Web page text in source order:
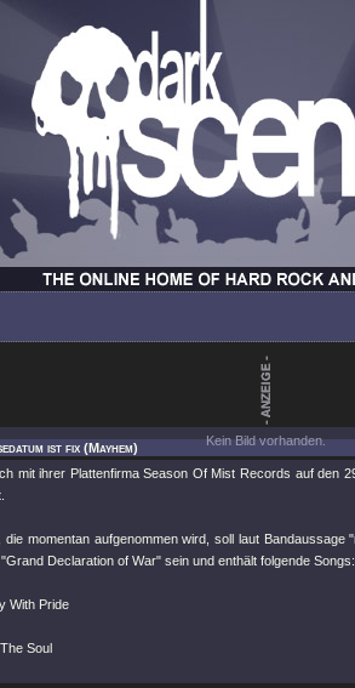
Kein Bild vorhanden.
ist fix (Mayhem)
mit ihrer Plattenfirma Season Of Mist Records auf den
die momentan aufgenommen wird, soll laut
Declaration of War" sein und enthält folgende Songs:
With Pride
Soul